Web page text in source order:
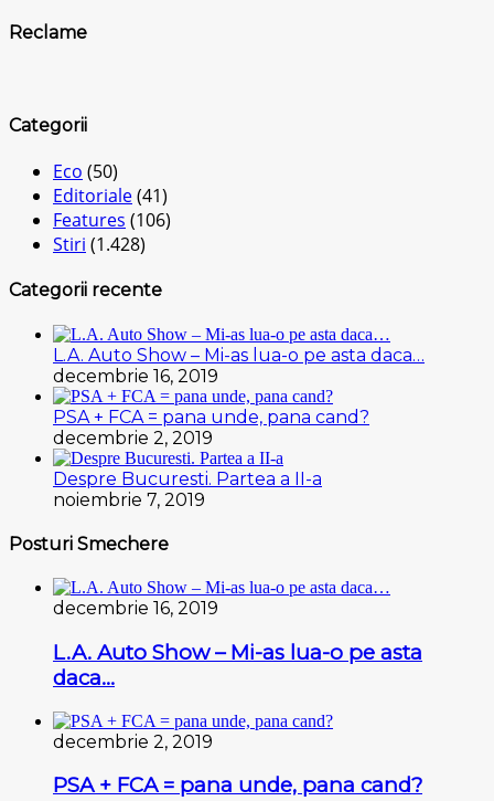
Reclame
Categorii
Eco (50)
Editoriale(41)
Features (106)
Stiri (1.428)
Categorii recente
L.A. Auto Show – Mi-as lua-o pe asta daca…
decembrie 16, 2019
PSA + FCA = pana unde, pana cand?
decembrie 2, 2019
Despre Bucuresti. Partea a II-a
noiembrie 7, 2019
Posturi Smechere
decembrie 16, 2019
L.A. Auto Show – Mi-as lua-o pe asta
daca…
decembrie 2, 2019
PSA + FCA = pana unde, pana cand?